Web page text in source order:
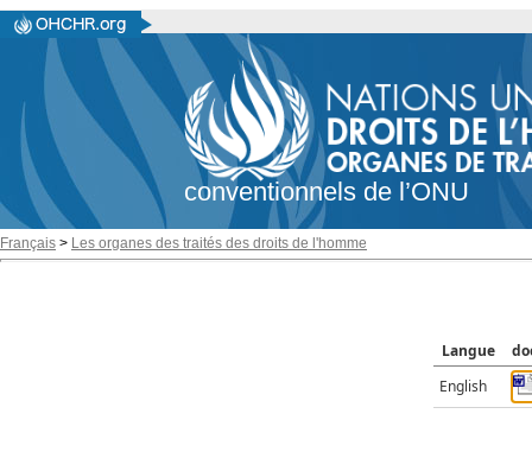
conventionnels de l’ONU
Français > Les organes des traités des droits de l'homme
Langue
English